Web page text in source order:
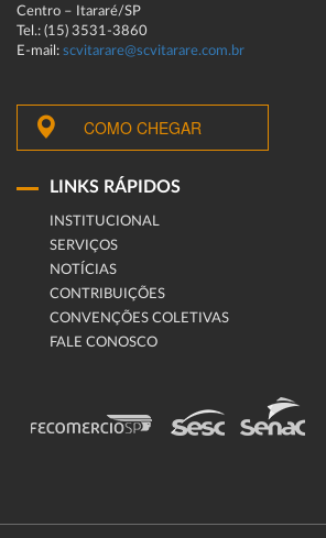
Centro – Itararé/SP
Tel.: (15) 3531-3860
E-mail: scvitarare@scvitarare.com.br
COMO CHEGAR
LINKS RÁPIDOS
INSTITUCIONAL
SERVIÇOS
NOTÍCIAS
CONTRIBUIÇÕES
CONVENÇÕES COLETIVAS
FALE CONOSCO